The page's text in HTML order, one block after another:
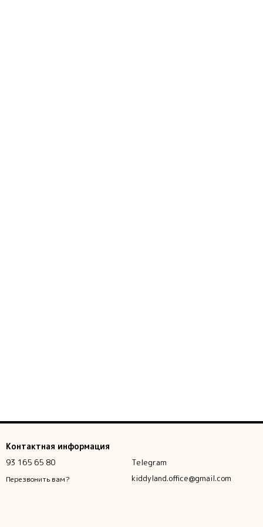
Контактная информация
93 165 65 80
Перезвонить вам?
Telegram
kiddyland.office@gmail.com